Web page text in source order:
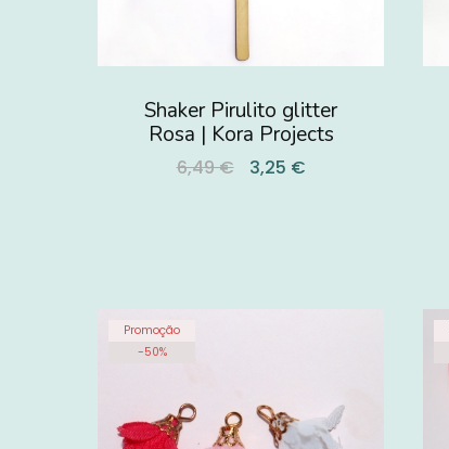
Shaker Pirulito glitter
Rosa | Kora Projects
6,49 € 3,25 €
Promoção
-50%